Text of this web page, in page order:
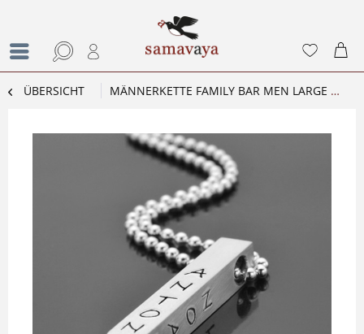
ÜBERSICHT MÄNNERKETTE FAMILY BAR MEN LARGE HERRENKETTE MIT GRAVUR AUS STERLING SILBER